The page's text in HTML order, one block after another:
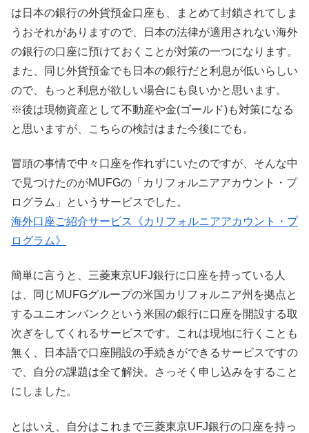
は日本の銀行の外貨預金口座も、まとめて封鎖されてしま
うおそれがありますので、日本の法律が適用されない海外
の銀行の口座に預けておくことが対策の一つになります。
また、同じ外貨預金でも日本の銀行だと利息が低いらしい
ので、もっと利息が欲しい場合にも良いかと思います。
※後は現物資産として不動産や金(ゴールド)も対策になる
と思いますが、こちらの検討はまた今後にでも。
冒頭の事情で中々口座を作れずにいたのですが、そんな中
で見つけたのがMUFGの「カリフォルニアアカウント・プ
ログラム」というサービスでした。
海外口座ご紹介サービス《カリフォルニアアカウント・プ
ログラム》
簡単に言うと、三菱東京UFJ銀行に口座を持っている人
は、同じMUFGグループの米国カリフォルニア州を拠点と
するユニオンバンクという米国の銀行に口座を開設する取
次ぎをしてくれるサービスです。これは現地に行くことも
無く、日本語で口座開設の手続きができるサービスですの
で、自分の課題は全て解決。さっそく申し込みをすること
にしました。
とはいえ、自分はこれまで三菱東京UFJ銀行の口座を持っ